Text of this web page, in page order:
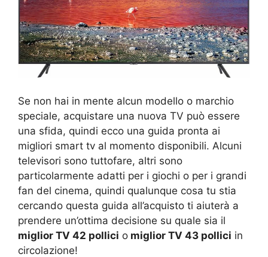
Se non hai in mente alcun modello o marchio
speciale, acquistare una nuova TV può essere
una sfida, quindi ecco una guida pronta ai
migliori smart tv al momento disponibili. Alcuni
televisori sono tuttofare, altri sono
particolarmente adatti per i giochi o per i grandi
fan del cinema, quindi qualunque cosa tu stia
cercando questa guida all’acquisto ti aiuterà a
prendere un’ottima decisione su quale sia il
miglior TV 42 pollici o miglior TV 43 pollici in
circolazione!